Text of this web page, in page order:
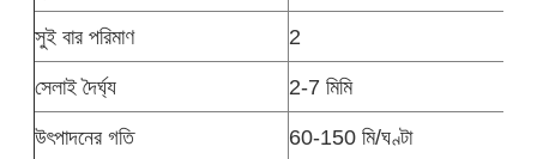
সুই বার পরিমাণ
2
সেলাই দৈর্ঘ্য
2-7 মিমি
উৎপাদনের গতি
60-150 মি/ঘণ্টা